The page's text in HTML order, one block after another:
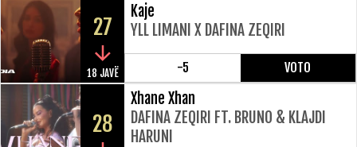
27
18 JAVË
Kaje
YLL LIMANI X DAFINA ZEQIRI
-5 VOTO
28
Xhane Xhan
DAFINA ZEQIRI FT. BRUNO & KLAJDI
HARUNI